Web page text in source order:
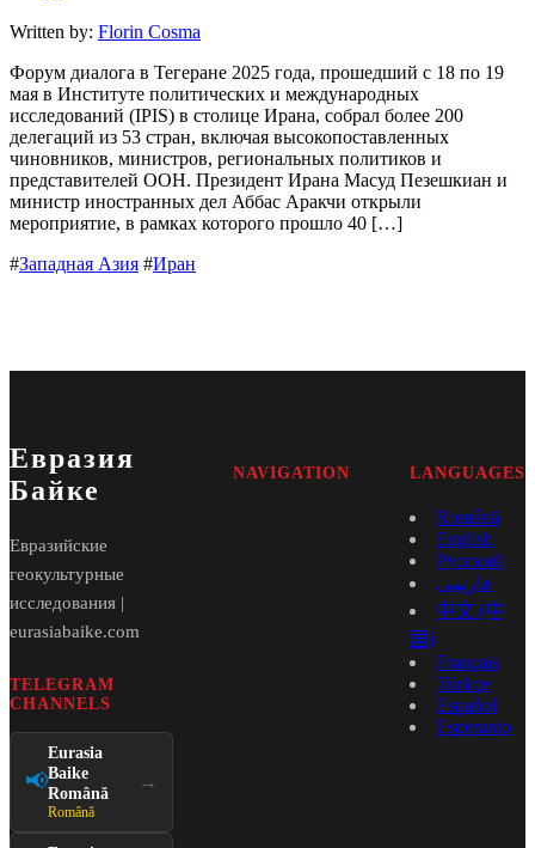
Written by: Florin Cosma
Форум диалога в Тегеране 2025 года, прошедший с 18 по 19
мая в Институте политических и международных
исследований (IPIS) в столице Ирана, собрал более 200
делегаций из 53 стран, включая высокопоставленных
чиновников, министров, региональных политиков и
представителей ООН. Президент Ирана Масуд Пезешкиан и
министр иностранных дел Аббас Аракчи открыли
мероприятие, в рамках которого прошло 40 […]
#Западная Азия #Иран
Евразия
Байке
Евразийские
геокультурные
исследования |
eurasiabaike.com
TELEGRAM
CHANNELS
📢
Eurasia
Baike
Română
Română
→
NAVIGATION LANGUAGES
Română
English
Русский
فارسی
中文 (中
国)
Français
Türkçe
Español
Esperanto